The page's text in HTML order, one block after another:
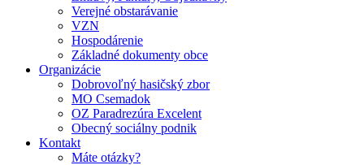
Verejné obstarávanie
VZN
Hospodárenie
Základné dokumenty obce
Organizácie
Dobrovoľný hasičský zbor
MO Csemadok
OZ Paradrezúra Excelent
Obecný sociálny podnik
Kontakt
Máte otázky?